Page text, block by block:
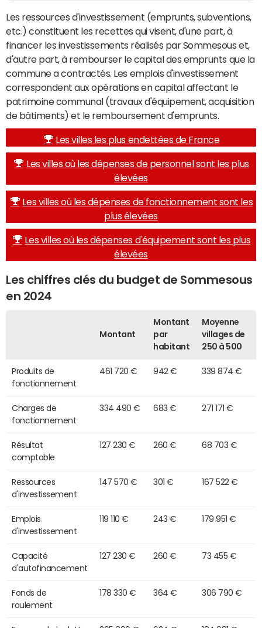
Les ressources d'investissement (emprunts, subventions,
etc.) constituent les recettes qui visent, d'une part, à
financer les investissements réalisés par Sommesous et,
d'autre part, à rembourser le capital des emprunts que la
commune a contractés. Les emplois d'investissement
correspondent aux opérations en capital affectant le
patrimoine communal (travaux d'équipement, acquisition
de bâtiments) et le remboursement d'emprunts.
Les villes les plus endettées de France
Les villes où les dépenses de personnel sont les plus
élevées
Les villes où les dépenses de fonctionnement sont les
plus élevées
Les villes où les dépenses d'équipement sont les plus
élevées
Les chiffres clés du budget de Sommesous
en 2024
Montant
Montant
par
habitant
Moyenne
villages de
250 à 500
Produits de
fonctionnement
461 720 € 942 € 339 874 €
Charges de
fonctionnement
334 490 € 683 € 271 171 €
Résultat
comptable
127 230 € 260 € 68 703 €
Ressources
d'investissement
147 570 € 301 € 167 522 €
Emplois
d'investissement
119 110 € 243 € 179 951 €
Capacité
d'autofinancement
127 230 € 260 € 73 455 €
Fonds de
roulement
178 330 € 364 € 306 790 €